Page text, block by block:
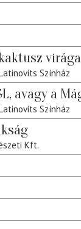
virága
Színház
avagy a
Színház
Kft.